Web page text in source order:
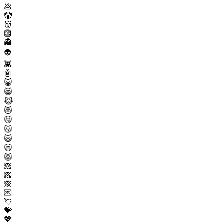
💩
🤡
👹
👺
👻
👽
👾
🤖
😺
😸
😹
😻
😼
😽
🙀
😿
😾
🙈
🙉
🙊
💌
💘
💝
💖